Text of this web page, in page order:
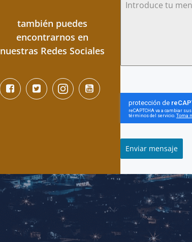
también puedes
encontrarnos en
nuestras Redes Sociales
Enviar mensaje